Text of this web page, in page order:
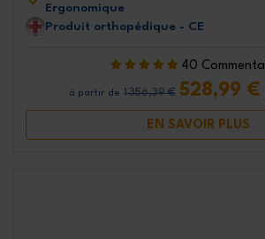
Ergonomique
Produit orthopédique - CE
40
à partir de 1 356,39 € 528,99 €
EN SAVOIR PLUS